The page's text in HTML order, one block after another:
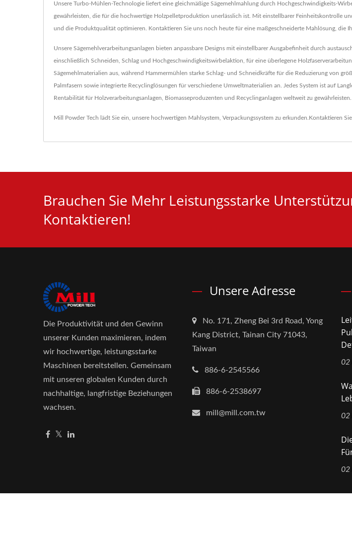
Unsere Turbo-Mühlen-Technologie liefert eine gleichmäßige Sägemehlmahlung durch Hochgeschwindigkeits-
gewährleisten, die für die hochwertige Holzpelletproduktion unerlässlich ist. Mit einstellbarer Feinheitskontrolle
und die Produktqualität optimieren. Kontaktieren Sie uns noch heute für eine maßgeschneiderte Mahlösung, die
Unsere Sägemehlverarbeitungsanlagen bieten anpassbare Designs mit einstellbarer Ausgabefinheit durch
einschließlich Schneiden, Schlag und Hochgeschwindigkeitswirbelaktion, für eine überlegene
Sägemehlmaterialien aus, während Hammermühlen starke Schlag- und Schneidkräfte für die Reduzierung von
Palmfasern sowie integrierte Recyclinglösungen für verschiedene Umweltmaterialien an. Jedes System ist auf
Rentabilität für Holzverarbeitungsanlagen, Biomasseproduzenten und Recyclinganlagen weltweit zu gewährleisten.
Mill Powder Tech lädt Sie ein, unsere hochwertigen Mahlsystem Verpackungssystem zu erkunden. Kontaktieren
Brauchen Sie Mehr Leistungsstarke
Kontaktieren!
Die Produktivität und den Gewinn
unserer Kunden maximieren, indem
wir hochwertige, leistungsstarke
Maschinen bereitstellen. Gemeinsam
mit unseren globalen Kunden durch
nachhaltige, langfristige Beziehungen
wachsen.
Unsere Adresse
No. 171, Zheng Bei 3rd Road, Yong
Kang District, Tainan City 71043,
Taiwan
886-6-2545566
886-6-2538697
mill@mill.com.tw
02
02
02